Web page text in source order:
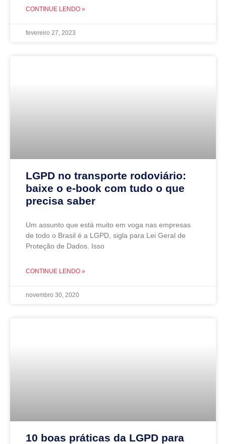
CONTINUE LENDO »
fevereiro 27, 2023
LGPD no transporte rodoviário:
baixe o e-book com tudo o que
precisa saber
Um assunto que está muito em voga nas empresas
de todo o Brasil é a LGPD, sigla para Lei Geral de
Proteção de Dados. Isso
CONTINUE LENDO »
novembro 30, 2020
10 boas práticas da LGPD para